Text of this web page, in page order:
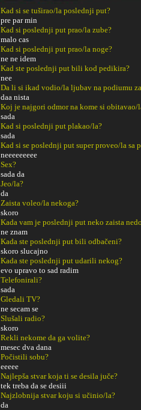
Kad si se tuširao/la poslednji put?
pre par min
Kad si poslednji put prao/la zube?
malo cas
Kad si poslednji put prao/la noge?
ne ne idem
Kad ste poslednji put bili kod pedikira?
nee
Da li si ikad vodio/la ljubav na podiumu
daa nista
Koj je najgori odmor na kome si obitavao/
sada
Kad si poslednji put plakao/la?
sada
Kad si se poslednji put super proveo/la sa
neeeeeeeee
Sex?
sada da
Jeo/la?
da
Zaista voleo/la nekoga?
skoro
Kada vam je poslednji put neko zaista
ne znam
Kada ste poslednji put bili odbačeni?
skoro slucajno
Kada ste poslednji put udarili nekog?
evo upravo to sad radim
Telefonirali?
sada
Gledali TV?
ne secam se
Slušali radio?
skoro
Rekli nekome da ga volite?
mesec dva dana
Počistili sobu?
eeeee
Najlepša stvar koja ti se desila juče?
tek treba da se desiii
Najzlobnija stvar koju si učinio/la?
da